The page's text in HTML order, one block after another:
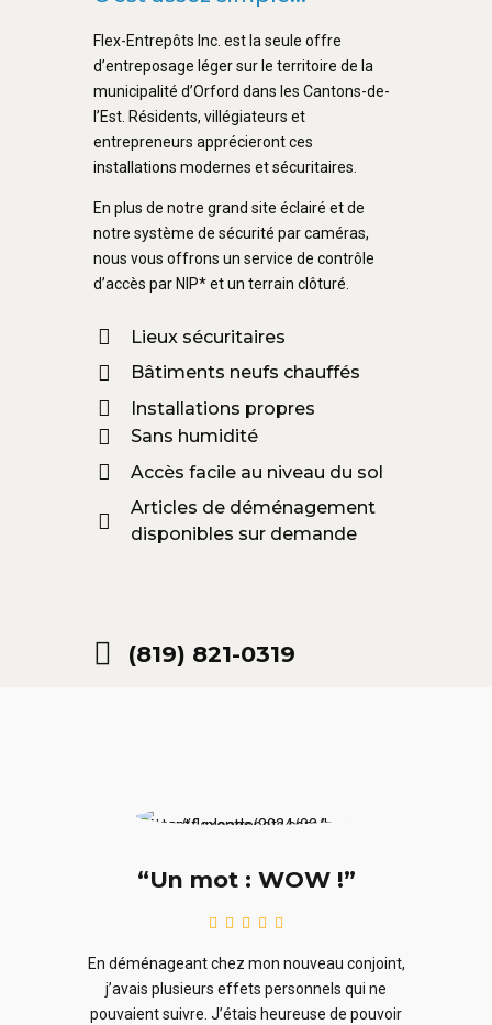
Flex-Entrepôts Inc. est la seule offre
d’entreposage léger sur le territoire de la
municipalité d’Orford dans les Cantons-de-
l’Est. Résidents, villégiateurs et
entrepreneurs apprécieront ces
installations modernes et sécuritaires.
En plus de notre grand site éclairé et de
notre système de sécurité par caméras,
nous vous offrons un service de contrôle
d’accès par NIP* et un terrain clôturé.
Lieux sécuritaires
Bâtiments neufs chauffés
Installations propres
Sans humidité
Accès facile au niveau du sol
Articles de déménagement
disponibles sur demande
(819) 821-0319
“Un mot : WOW !”
En déménageant chez mon nouveau conjoint,
j’avais plusieurs effets personnels qui ne
pouvaient suivre. J’étais heureuse de pouvoir